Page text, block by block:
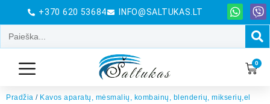
+370 620 53684 INFO@SALTUKAS.LT
0
Pradžia / Kavos aparatų, mėsmalių, kombainų, blenderių, mikserių,el